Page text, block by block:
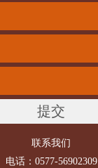
提交
联系我们
电话：0577-56902309